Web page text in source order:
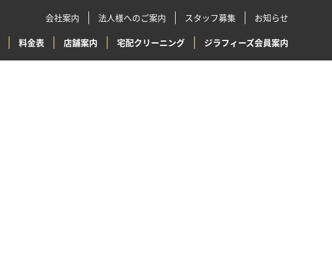
会社案内 法人様へのご案内 スタッフ募集 お知らせ
料金表 店舗案内 宅配クリーニング ジラフィーズ会員案内